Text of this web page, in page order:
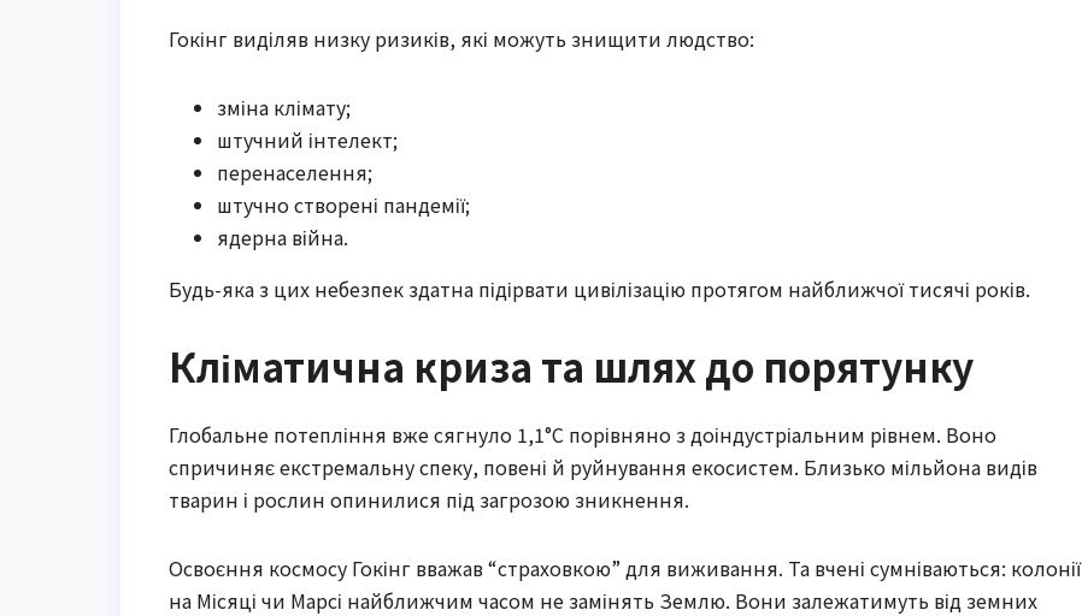
Гокінг виділяв низку ризиків, які можуть знищити людство:
зміна клімату;
штучний інтелект;
перенаселення;
штучно створені пандемії;
ядерна війна.
Будь-яка з цих небезпек здатна підірвати цивілізацію протягом найближчої тисячі років.
Кліматична криза та шлях до порятунку
Глобальне потепління вже сягнуло 1,1°C порівняно з доіндустріальним рівнем. Воно
спричиняє екстремальну спеку, повені й руйнування екосистем. Близько мільйона видів
тварин і рослин опинилися під загрозою зникнення.
Освоєння космосу Гокінг вважав “страховкою” для виживання. Та вчені сумніваються: колонії
на Місяці чи Марсі найближчим часом не замінять Землю. Вони залежатимуть від земних